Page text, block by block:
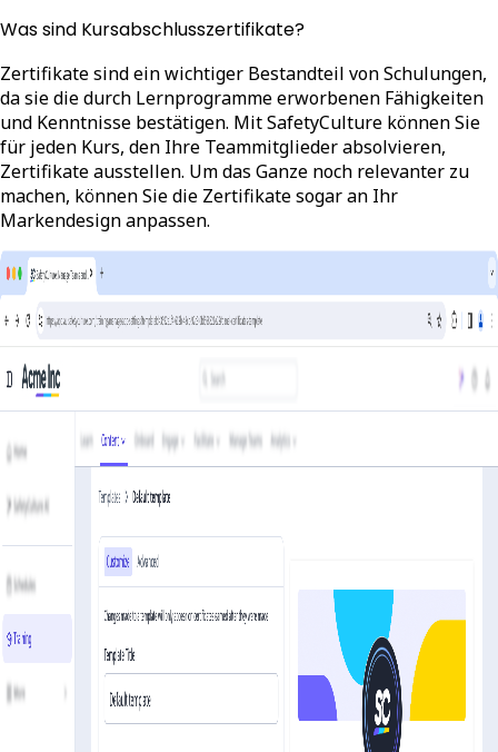
Was sind Kursabschlusszertifikate?
Zertifikate sind ein wichtiger Bestandteil von Schulungen,
da sie die durch Lernprogramme erworbenen Fähigkeiten
und Kenntnisse bestätigen. Mit SafetyCulture können Sie
für jeden Kurs, den Ihre Teammitglieder absolvieren,
Zertifikate ausstellen. Um das Ganze noch relevanter zu
machen, können Sie die Zertifikate sogar an Ihr
Markendesign anpassen.